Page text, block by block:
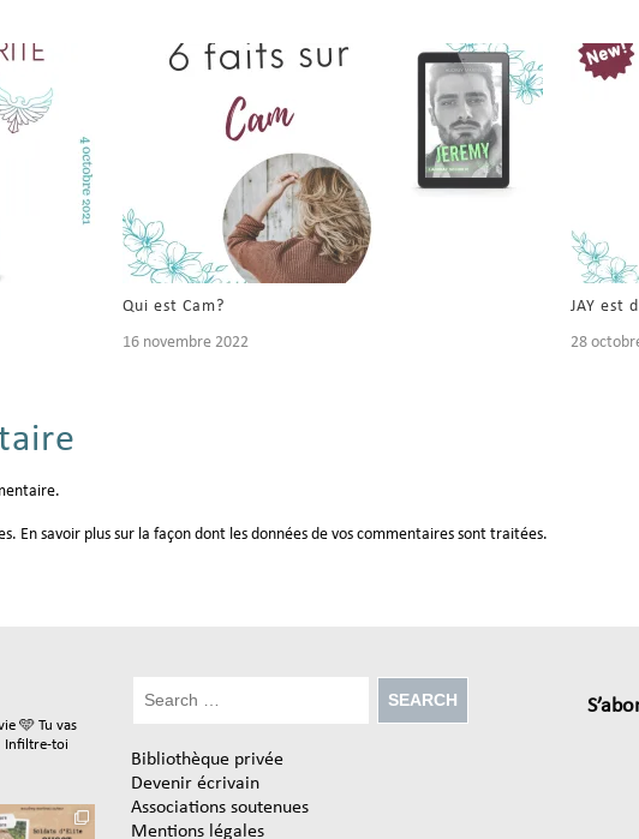
Qui est Cam?
16 novembre 2022
JAY est
28
En savoir plus sur la façon dont les données de vos commentaires sont traitées.
🩵 Tu vas
Infiltre-toi
Bibliothèque privée
Devenir écrivain
Associations soutenues
Mentions légales